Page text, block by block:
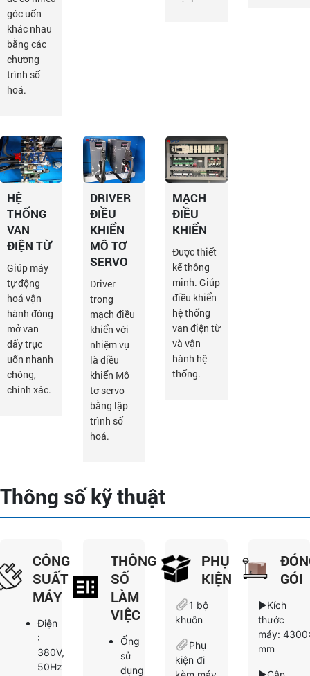
góc uốn
khác nhau
bằng các
chương
trình số
hoá.
HỆ
THỐNG
VAN
ĐIỆN TỪ
Giúp máy
tự động
hoá vận
hành đóng
mở van
đẩy trục
uốn nhanh
chóng,
chính xác.
DRIVER
ĐIỀU
KHIỂN
MÔ TƠ
SERVO
Driver
trong
mạch điều
khiển với
nhiệm vụ
là điều
khiển Mô
tơ servo
bằng lập
trình số
hoá.
MẠCH
ĐIỀU
KHIỂN
Được thiết
kế thông
minh. Giúp
điều khiển
hệ thống
van điện từ
và vận
hành hệ
thống.
Thông số kỹ thuật
CÔNG
SUẤT
MÁY
Điện
:
380V,
50Hz
THÔNG
SỐ
LÀM
VIỆC
Ống
sử
dụng
PHỤ
KIỆN
1 bộ
khuôn
Phụ
kiện đi
GÓI
►Kích
thước
máy:
mm